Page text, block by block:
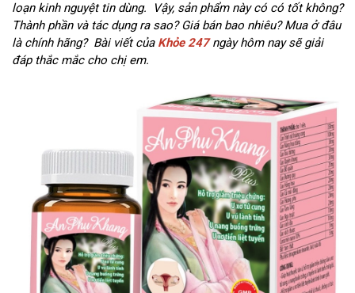
loạn kinh nguyệt tin dùng. Vậy, sản phẩm này có có tốt không?
Thành phần và tác dụng ra sao? Giá bán bao nhiêu? Mua ở đâu
là chính hãng? Bài viết của Khỏe 247ngày hôm nay sẽ giải
đáp thắc mắc cho chị em.